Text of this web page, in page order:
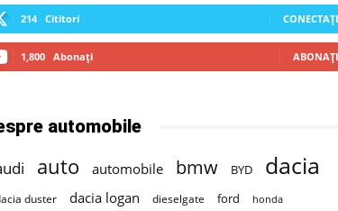
214 Cititori
1,800 Abonați
automobile
auto automobile bmw BYD dacia
duster dacia logan dieselgate ford honda